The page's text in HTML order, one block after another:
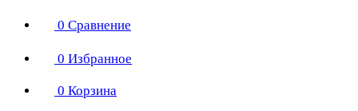
0 Сравнение
0 Избранное
0 Корзина